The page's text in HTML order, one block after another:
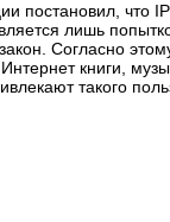
постановил, что
лишь
Согласно
книги,
такого